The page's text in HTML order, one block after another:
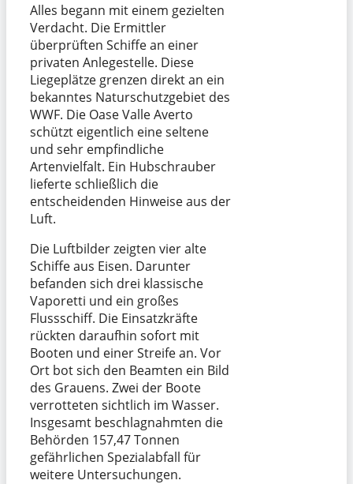
Alles begann mit einem gezielten
Verdacht. Die Ermittler
überprüften Schiffe an einer
privaten Anlegestelle. Diese
Liegeplätze grenzen direkt an ein
bekanntes Naturschutzgebiet des
WWF. Die Oase Valle Averto
schützt eigentlich eine seltene
und sehr empfindliche
Artenvielfalt. Ein Hubschrauber
lieferte schließlich die
entscheidenden Hinweise aus der
Luft.
Die Luftbilder zeigten vier alte
Schiffe aus Eisen. Darunter
befanden sich drei klassische
Vaporetti und ein großes
Flussschiff. Die Einsatzkräfte
rückten daraufhin sofort mit
Booten und einer Streife an. Vor
Ort bot sich den Beamten ein Bild
des Grauens. Zwei der Boote
verrotteten sichtlich im Wasser.
Insgesamt beschlagnahmten die
Behörden 157,47 Tonnen
gefährlichen Spezialabfall für
weitere Untersuchungen.